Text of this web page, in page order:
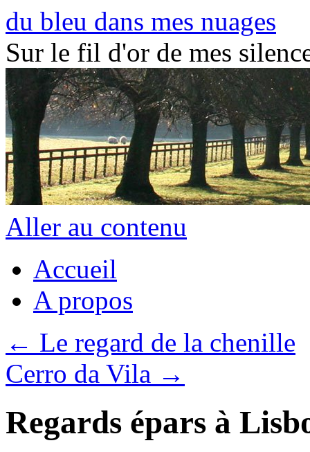
du bleu dans mes nuages
Sur le fil d'or de mes
Aller au contenu
Accueil
A propos
← Le regard de la chenille
Cerro da Vila →
Regards épars à